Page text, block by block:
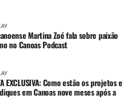
Martina Zoé fala sobre paixão
no Canoas Podcast
EXCLUSIVA: Como estão os projetos e
em Canoas nove meses após a